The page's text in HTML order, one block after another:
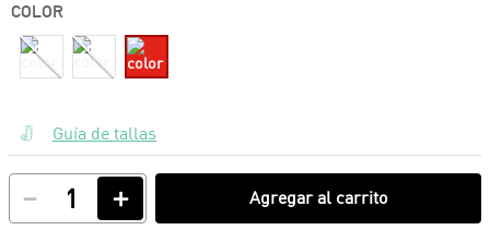
COLOR
Guía de tallas
＋
－ Agregar al carrito